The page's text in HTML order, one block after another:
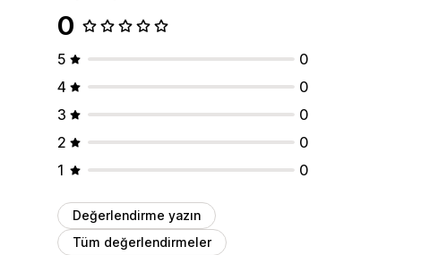
0
5
0
4
0
3
0
2
0
1
0
Değerlendirme yazın
Tüm değerlendirmeler